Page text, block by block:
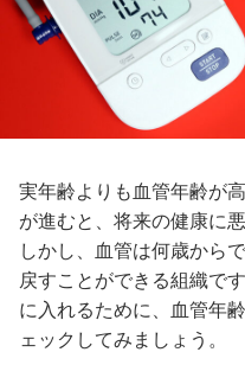
実年齢よりも血管年齢が
が進むと、将来の健康に
しかし、血管は何歳から
戻すことができる組織で
に入れるために、血管年
ェックしてみましょう。